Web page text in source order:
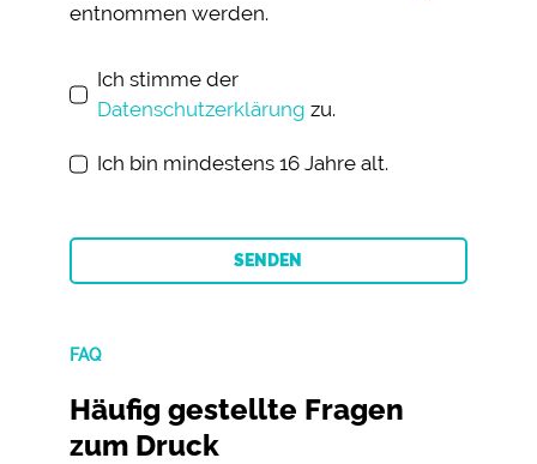
entnommen werden.
Ich stimme der
Datenschutzerklärung zu.
Ich bin mindestens 16 Jahre alt.
SENDEN
FAQ
Häufig gestellte Fragen
zum Druck